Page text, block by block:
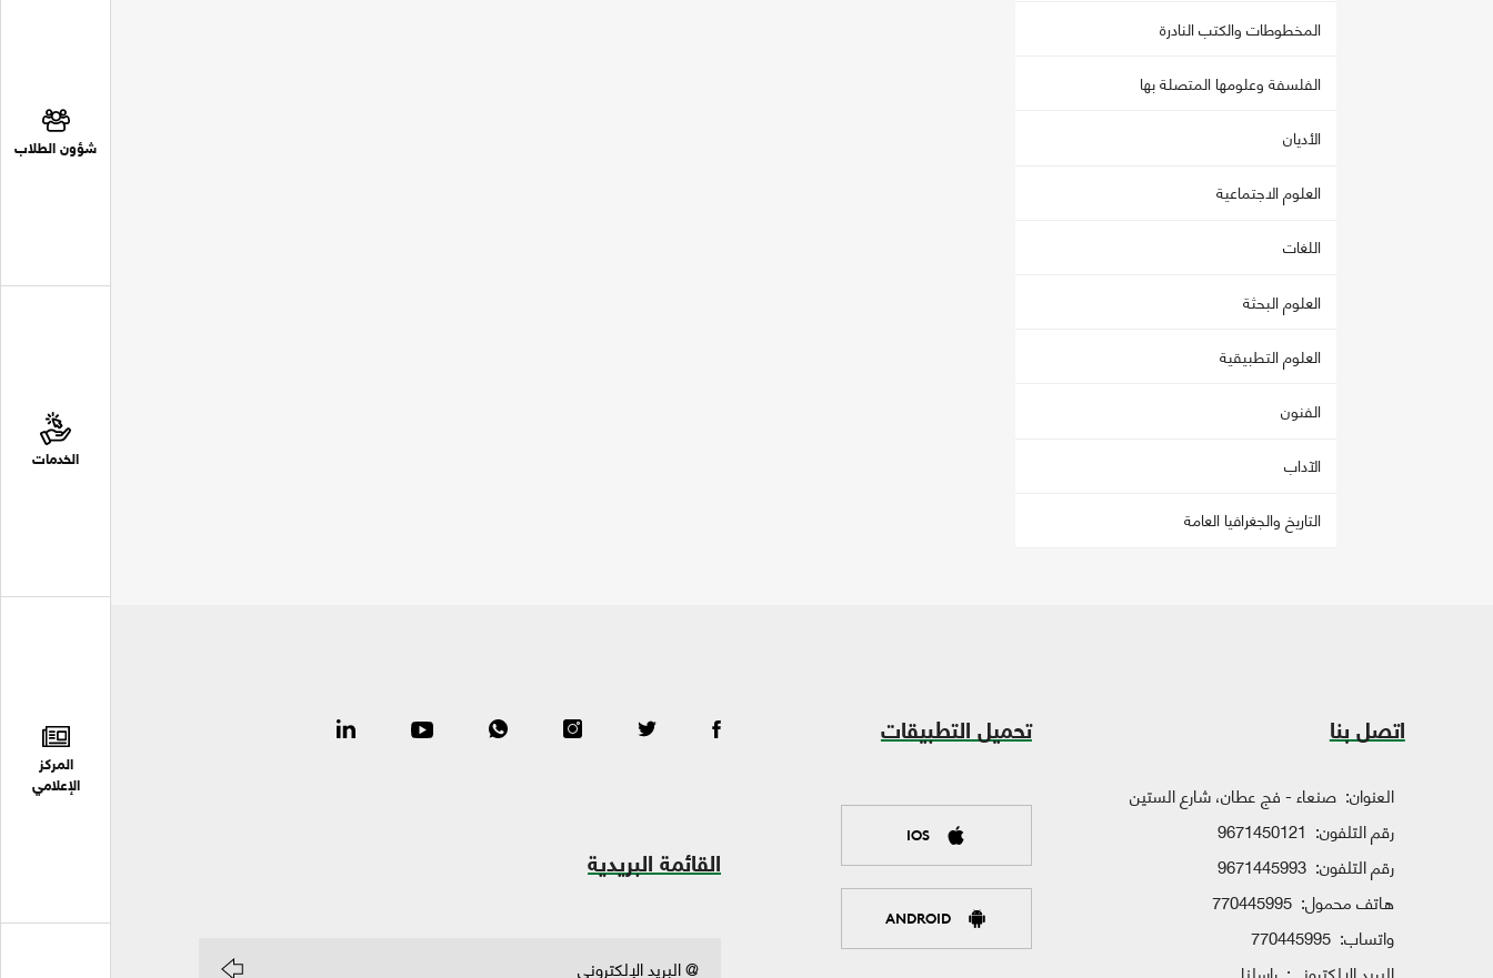
شؤون الطلاب
الخدمات
المركز
الإعلامي
المخطوطات والكتب النادرة
الفلسفة وعلومها المتصلة بها
الأديان
العلوم الاجتماعية
اللغات
العلوم البحثة
العلوم التطبيقية
الفنون
الآداب
التاريخ والجغرافيا العامة
اتصل بنا
العنوان: صنعاء - فج عطان، شارع الستين
رقم التلفون: 9671450121
رقم التلفون: 9671445993
هاتف محمول: 770445995
واتساب: 770445995
تحميل التطبيقات
IOS
ANDROID
القائمة البريدية